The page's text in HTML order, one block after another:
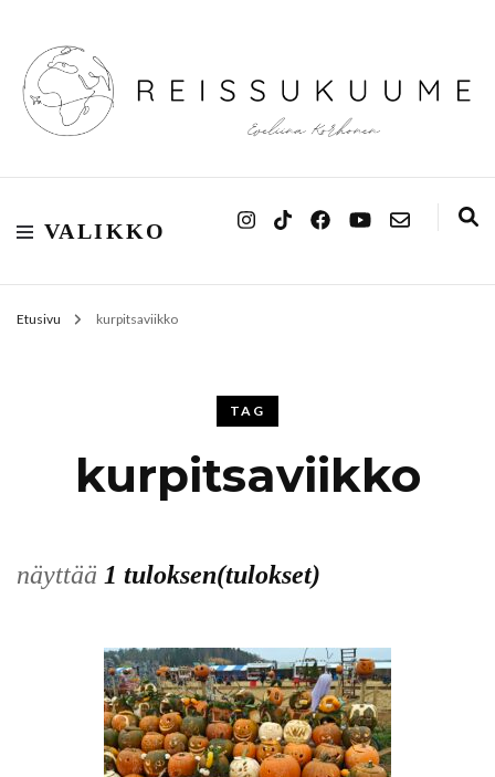
Reissukuume
VALIKKO
Etusivu kurpitsaviikko
TAG
kurpitsaviikko
näyttää 1 tuloksen(tulokset)